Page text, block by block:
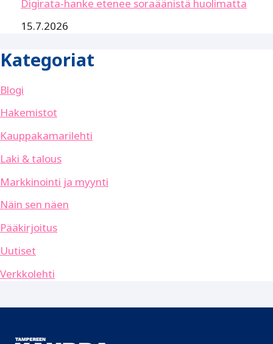
Digirata-hanke etenee soraäänistä huolimatta
15.7.2026
Kategoriat
Blogi
Hakemistot
Kauppakamarilehti
Laki & talous
Markkinointi ja myynti
Näin sen näen
Pääkirjoitus
Uutiset
Verkkolehti